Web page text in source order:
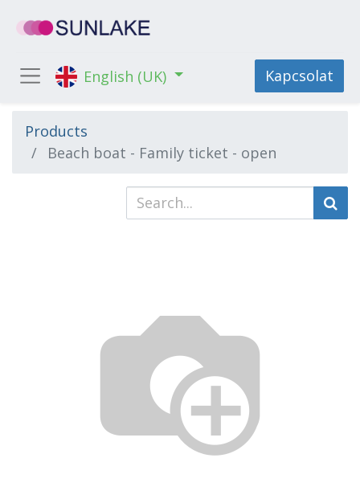
Kapcsolat
English (UK)
Products
Beach boat - Family ticket - open